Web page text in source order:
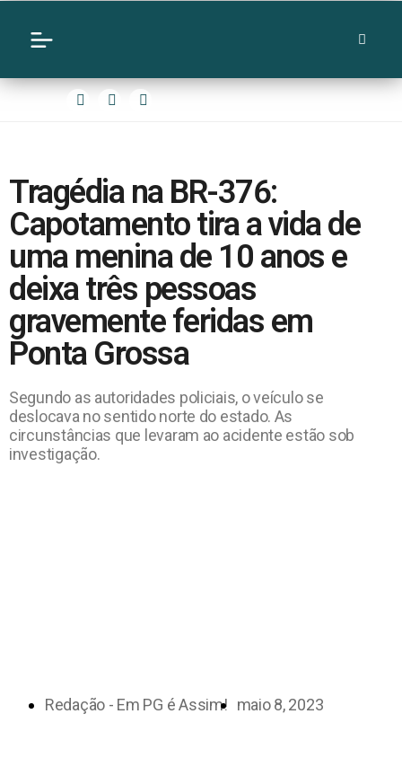
Tragédia na BR-376:
Capotamento tira a vida de
uma menina de 10 anos e
deixa três pessoas
gravemente feridas em
Ponta Grossa
Segundo as autoridades policiais, o veículo se
deslocava no sentido norte do estado. As
circunstâncias que levaram ao acidente estão sob
investigação.
Redação - Em PG é Assim! maio 8, 2023